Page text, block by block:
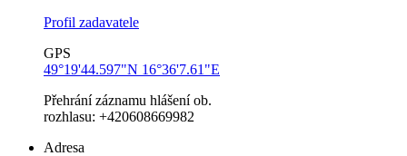
Profil zadavatele
GPS
49°19'44.597"N 16°36'7.61"E
Přehrání záznamu hlášení ob.
rozhlasu: +420608669982
Adresa